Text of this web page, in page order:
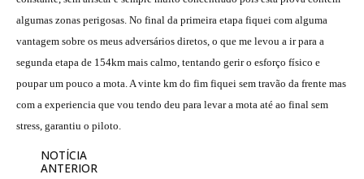
algumas zonas perigosas. No final da primeira etapa fiquei com alguma
vantagem sobre os meus adversários diretos, o que me levou a ir para a
segunda etapa de 154km mais calmo, tentando gerir o esforço físico e
poupar um pouco a mota. A vinte km do fim fiquei sem travão da frente mas
com a experiencia que vou tendo deu para levar a mota até ao final sem
stress, garantiu o piloto.
NOTÍCIA
ANTERIOR